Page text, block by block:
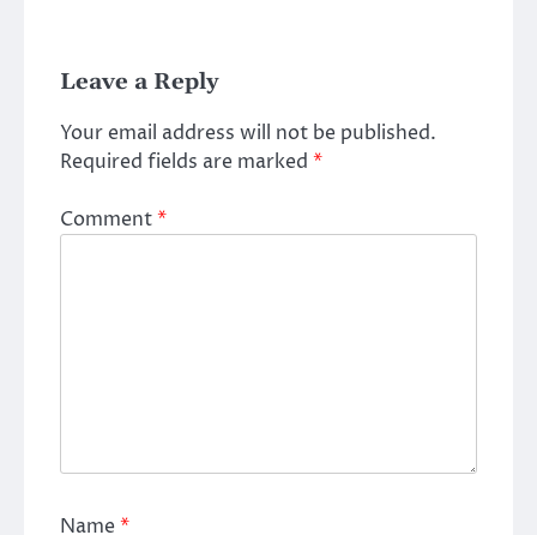
Leave a Reply
Your email address will not be published.
Required fields are marked *
Comment*
Name*